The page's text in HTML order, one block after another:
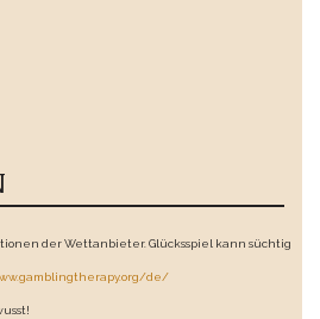
der Wettanbieter. Glücksspiel kann süchtig
de/